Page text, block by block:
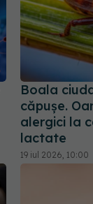
Boala
căpușe.
alergici la
lactate
19 iul 2026, 10:00